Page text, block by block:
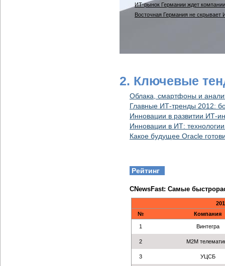
ИТ-рынок Германии ждет
Восточная Германия не
2. Ключевые
Облака, смартфоны и
Главные ИТ-тренды 2012:
Инновации в развитии ИТ-
Инновации в ИТ:
Какое будущее Oracle
Рейтинг
CNewsFast: Самые
№
Компания
1 Винтегра
2 M2M
3 УЦСБ